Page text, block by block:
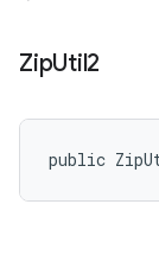
ZipUtil2
public